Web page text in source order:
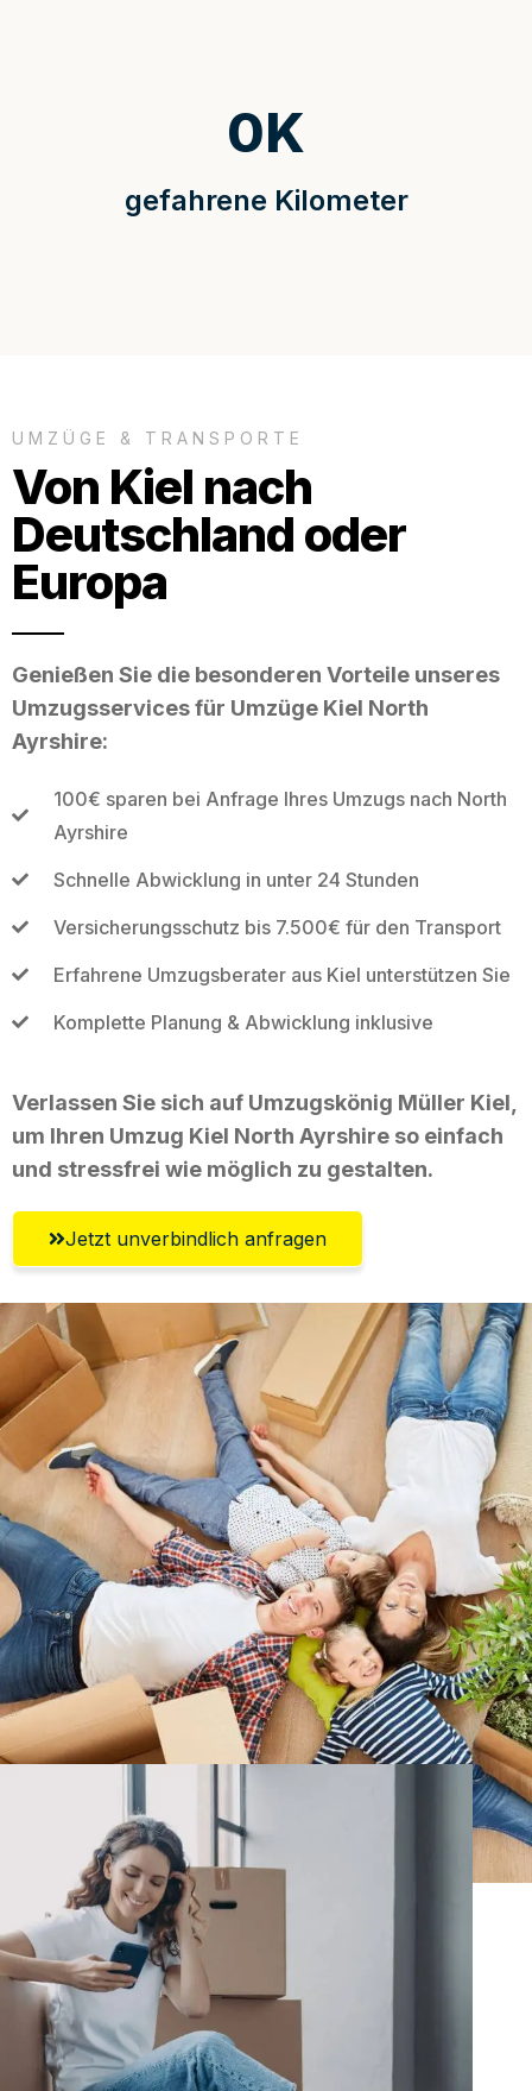
gefahrene Kilometer
0K
UMZÜGE & TRANSPORTE
Von Kiel nach
Deutschland oder
Europa
Genießen Sie die besonderen Vorteile unseres
Umzugsservices für Umzüge Kiel North
Ayrshire:
100€ sparen bei Anfrage Ihres Umzugs nach North
Ayrshire
Schnelle Abwicklung in unter 24 Stunden
Versicherungsschutz bis 7.500€ für den Transport
Erfahrene Umzugsberater aus Kiel unterstützen Sie
Komplette Planung & Abwicklung inklusive
Verlassen Sie sich auf Umzugskönig Müller Kiel,
um Ihren Umzug Kiel North Ayrshire so einfach
und stressfrei wie möglich zu gestalten.
Jetzt unverbindlich anfragen